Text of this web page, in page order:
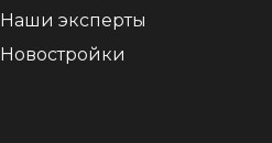
Наши эксперты
Новостройки